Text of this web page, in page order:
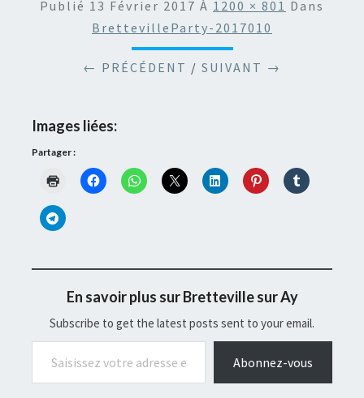
Publié 13 Février 2017 À 1200 × 801 Dans
BrettevilleParty-2017010
← PRÉCÉDENT / SUIVANT →
Images liées:
Partager :
En savoir plus sur Bretteville sur Ay
Subscribe to get the latest posts sent to your email.
Saisissez votre adresse e-mail…
Abonnez-vous